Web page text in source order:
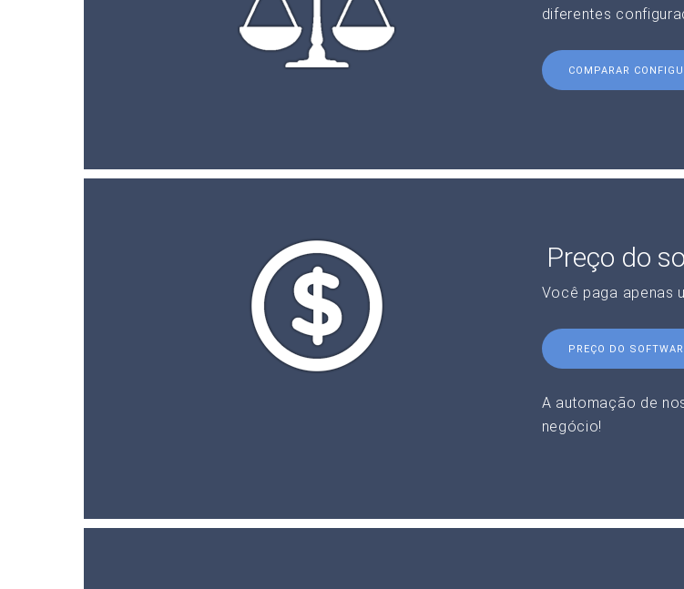
diferentes
COMPARAR
Preço do
Você paga apenas
PREÇO DO
A automação de
negócio!